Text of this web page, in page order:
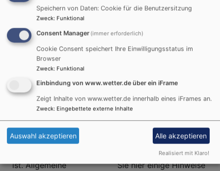
einen
neuen
Mesner/
neue
Mesnerin!
TAUFE
Wenn Sie sich oder Ihr
Kind taufen lassen
wollen, dann finden Sie
hier einige nützliche
Informationen, wie
Taufen bei uns ablaufen
und was bereits im
ist. Allgemeine
TRAUUNG
Glückwunsch! Sie haben
einen Partner fürs
Leben gefunden, den
Sie heiraten möchten.
Wenn Sie Ihre Ehe unter
den Segen Gottes
stellen möchten, finden
Sie hier einige Hinweise
Speichern von Daten: Cookie für die Benutzersitzung
Zweck: Funktional
Consent Manager (immer erforderlich)
Cookie Consent speichert Ihre Einwilligungsstatus im
Browser
Zweck: Funktional
Einbindung von www.wetter.de über ein iFrame
Zeigt Inhalte von www.wetter.de innerhalb eines iFrames an.
Zweck: Eingebettete externe Inhalte
Auswahl akzeptieren Alle akzeptieren
Realisiert mit Klaro!